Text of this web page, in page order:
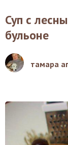
Суп с
бульоне
тамара